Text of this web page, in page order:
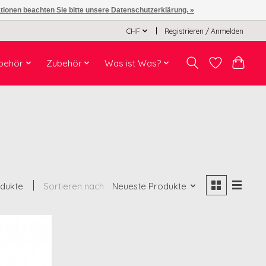
CHF Registrieren / Anmelden
Zubehör Was ist Was?
Sortieren nach Neueste Produkte
beachten Sie bitte unsere Datenschutzerklärung. »